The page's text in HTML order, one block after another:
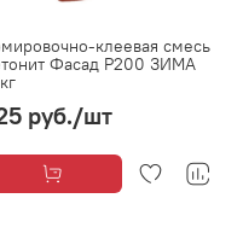
клеевая смесь
Фасад Р200 ЗИМА
руб./шт